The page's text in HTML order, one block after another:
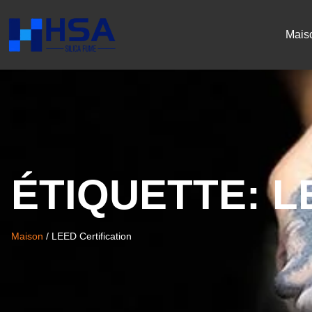
ÉTIQUETTE:
Maison / LEED Certification